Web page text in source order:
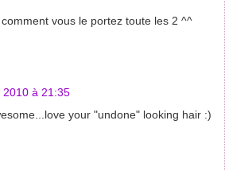
vous le portez toute les 2 ^^
2010 à 21:35
your "undone" looking hair :)